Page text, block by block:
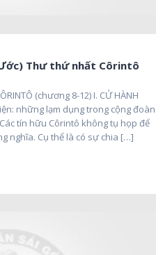
Thư thứ nhất Côrintô
(chương 8-12) I. CỬ HÀNH
những lạm dụng trong cộng đoàn
tín hữu Côrintô không tụ họp để
nghĩa. Cụ thể là có sự chia […]